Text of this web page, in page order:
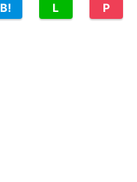
B! L P